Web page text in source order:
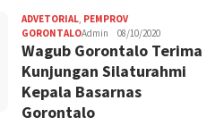
ADVETORIAL, PEMPROV
GORONTALOAdmin 08/10/2020
Wagub Gorontalo Terima
Kunjungan Silaturahmi
Kepala Basarnas
Gorontalo